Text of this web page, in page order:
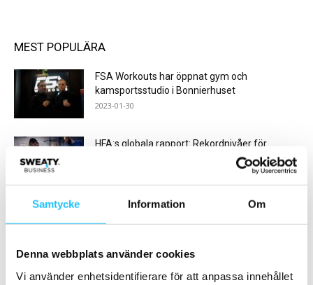
Samtycke Information Om
Denna webbplats använder cookies
Vi använder enhetsidentifierare för att anpassa innehållet
MEST POPULÄRA
FSA Workouts har öppnat gym och
kamsportsstudio i Bonnierhuset
2023-01-30
HFA:s globala rapport: Rekordnivåer för
Vlogg: #vadegrejen med Barry’s Bootcamp?
2017-12-19
Årsrapport 2022: Fitness24Seven studsar